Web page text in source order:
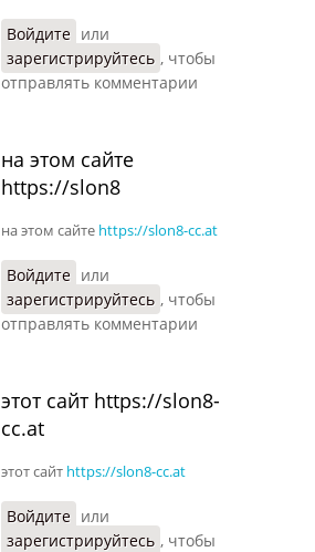
Войдите или
зарегистрируйтесь , чтобы
отправлять комментарии
на этом сайте
https://slon8
на этом сайте https://slon8-cc.at
Войдите или
зарегистрируйтесь , чтобы
отправлять комментарии
этот сайт https://slon8-
cc.at
этот сайт https://slon8-cc.at
Войдите или
зарегистрируйтесь , чтобы